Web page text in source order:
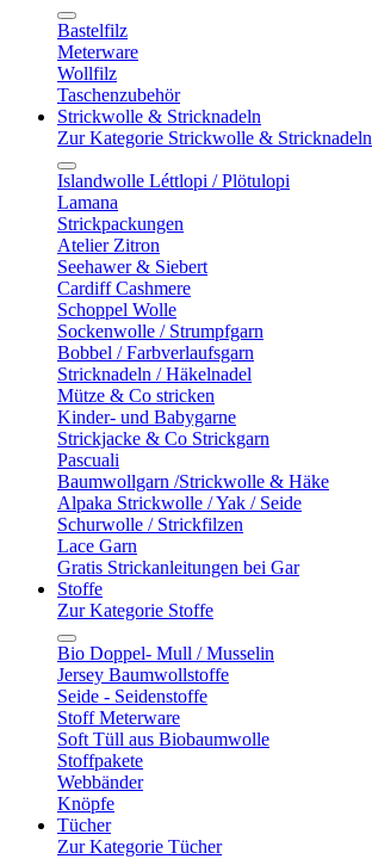
Bastelfilz
Meterware
Wollfilz
Taschenzubehör
Strickwolle & Stricknadeln
Zur Kategorie Strickwolle & Stricknadeln
Islandwolle Léttlopi / Plötulopi
Lamana
Strickpackungen
Atelier Zitron
Seehawer & Siebert
Cardiff Cashmere
Schoppel Wolle
Sockenwolle / Strumpfgarn
Bobbel / Farbverlaufsgarn
Stricknadeln / Häkelnadel
Mütze & Co stricken
Kinder- und Babygarne
Strickjacke & Co Strickgarn
Pascuali
Baumwollgarn /Strickwolle & Häke
Alpaka Strickwolle / Yak / Seide
Schurwolle / Strickfilzen
Lace Garn
Gratis Strickanleitungen bei Gar
Stoffe
Zur Kategorie Stoffe
Bio Doppel- Mull / Musselin
Jersey Baumwollstoffe
Seide - Seidenstoffe
Stoff Meterware
Soft Tüll aus Biobaumwolle
Stoffpakete
Webbänder
Knöpfe
Tücher
Zur Kategorie Tücher